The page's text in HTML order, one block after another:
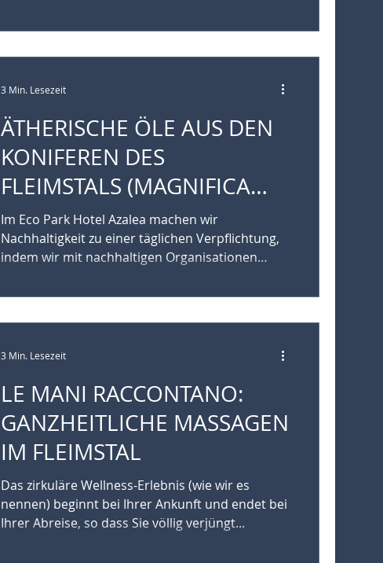
ÄTHERISCHE ÖLE AUS DEN
KONIFEREN DES
FLEIMSTALS (MAGNIFICA
ESSENZA)
Im Eco Park Hotel Azalea machen wir
Nachhaltigkeit zu einer täglichen Verpflichtung,
indem wir mit nachhaltigen Organisationen
3 Min. Lesezeit
LE MANI RACCONTANO:
GANZHEITLICHE MASSAGEN
IM FLEIMSTAL
Das zirkuläre Wellness-Erlebnis (wie wir es
nennen) beginnt bei Ihrer Ankunft und endet bei
Ihrer Abreise, so dass Sie völlig verjüngt...
3 Min. Lesezeit